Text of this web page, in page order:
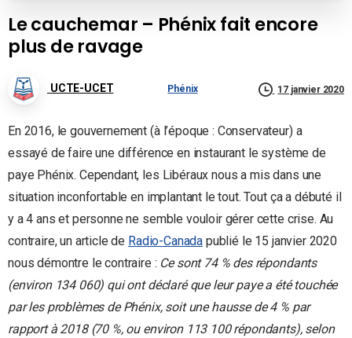
Le cauchemar – Phénix fait encore
plus de ravage
UCTE-UCET Phénix 17 janvier 2020
En 2016, le gouvernement (à l’époque : Conservateur) a
essayé de faire une différence en instaurant le système de
paye Phénix. Cependant, les Libéraux nous a mis dans une
situation inconfortable en implantant le tout. Tout ça a débuté il
y a 4 ans et personne ne semble vouloir gérer cette crise. Au
contraire, un article de Radio-Canada publié le 15 janvier 2020
nous démontre le contraire : Ce sont 74 % des répondants
(environ 134 060) qui ont déclaré que leur paye a été touchée
par les problèmes de Phénix, soit une hausse de 4 % par
rapport à 2018 (70 %, ou environ 113 100 répondants), selon